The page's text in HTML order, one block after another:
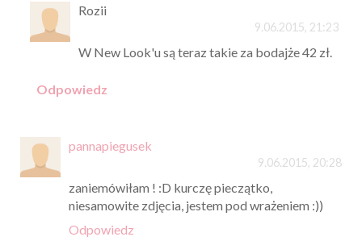
Rozii
9.06.2015, 21:23
W New Look'u są teraz takie za bodajże 42 zł.
Odpowiedz
pannapiegusek
9.06.2015, 20:28
zaniemówiłam ! :D kurczę pieczątko,
niesamowite zdjęcia, jestem pod wrażeniem :))
Odpowiedz